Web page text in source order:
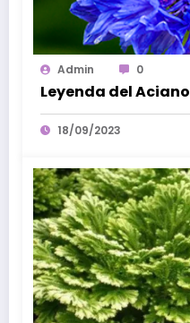
Admin 0
Leyenda del Aciano
18/09/2023